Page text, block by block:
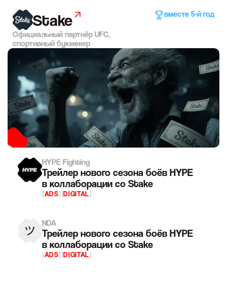
Stake
Официальный партнёр UFC,
спортивный букмекер
вместе 5-й год
HYPE Fighting
Трейлер нового сезона боёв HYPE
в коллаборации со Stake
[ADS][DIGITAL]
NDA
Трейлер нового сезона боёв HYPE
в коллаборации со Stake
[ADS][DIGITAL]